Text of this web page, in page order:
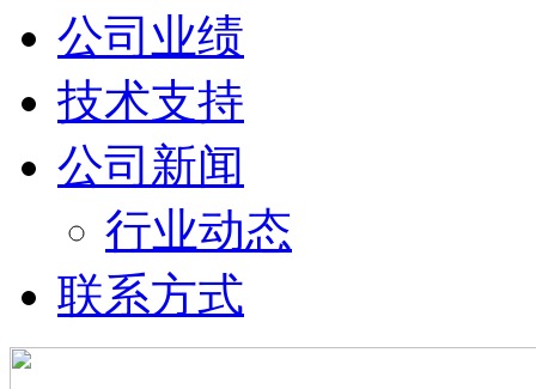
公司业绩
技术支持
公司新闻
行业动态
联系方式